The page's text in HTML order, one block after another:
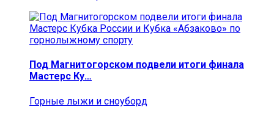
Под Магнитогорском подвели итоги финала
Мастерс Ку…
Горные лыжи и сноуборд